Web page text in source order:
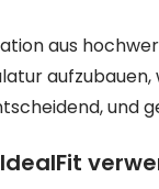
aus
und